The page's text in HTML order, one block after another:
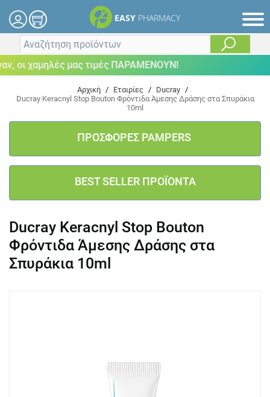
EASY PHARMACY
οι χαμηλές μας τιμές ΠΑΡΑΜΕΝΟΥΝ!
Αρχική / Εταιρίες / Ducray /
Ducray Keracnyl Stop Bouton Φρόντιδα Άμεσης Δράσης στα Σπυράκια
10ml
ΠΡΟΣΦΟΡΕΣ PAMPERS
BEST SELLER ΠΡΟΪΟΝΤΑ
Ducray Keracnyl Stop Bouton
Φρόντιδα Άμεσης Δράσης στα
Σπυράκια 10ml